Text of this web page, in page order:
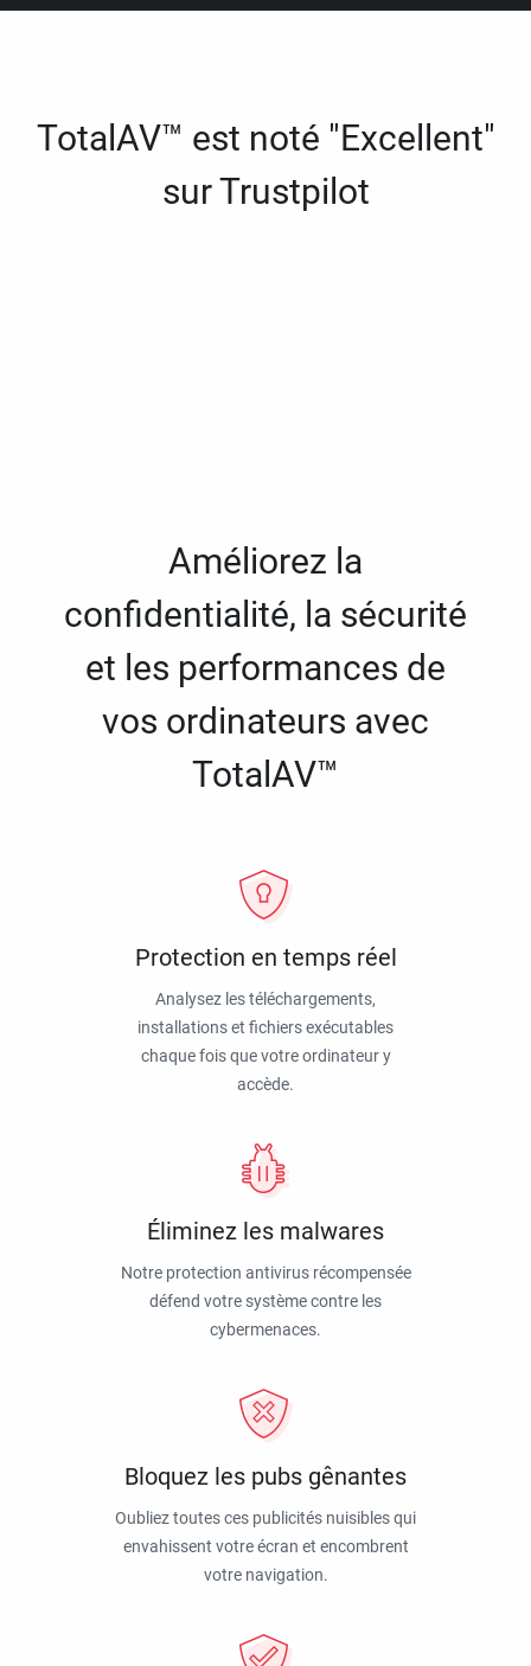
TotalAV™ est noté "Excellent"
sur Trustpilot
Améliorez la
confidentialité, la sécurité
et les performances de
vos ordinateurs avec
TotalAV™
Protection en temps réel
Analysez les téléchargements,
installations et fichiers exécutables
chaque fois que votre ordinateur y
accède.
Éliminez les malwares
Notre protection antivirus récompensée
défend votre système contre les
cybermenaces.
Bloquez les pubs gênantes
Oubliez toutes ces publicités nuisibles qui
envahissent votre écran et encombrent
votre navigation.